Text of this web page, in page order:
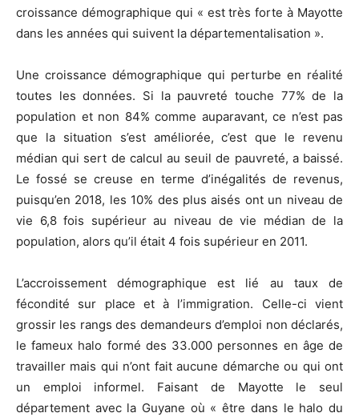
croissance démographique qui « est très forte à Mayotte
dans les années qui suivent la départementalisation ».
Une croissance démographique qui perturbe en réalité
toutes les données. Si la pauvreté touche 77% de la
population et non 84% comme auparavant, ce n’est pas
que la situation s’est améliorée, c’est que le revenu
médian qui sert de calcul au seuil de pauvreté, a baissé.
Le fossé se creuse en terme d’inégalités de revenus,
puisqu’en 2018, les 10% des plus aisés ont un niveau de
vie 6,8 fois supérieur au niveau de vie médian de la
population, alors qu’il était 4 fois supérieur en 2011.
L’accroissement démographique est lié au taux de
fécondité sur place et à l’immigration. Celle-ci vient
grossir les rangs des demandeurs d’emploi non déclarés,
le fameux halo formé des 33.000 personnes en âge de
travailler mais qui n’ont fait aucune démarche ou qui ont
un emploi informel. Faisant de Mayotte le seul
département avec la Guyane où « être dans le halo du